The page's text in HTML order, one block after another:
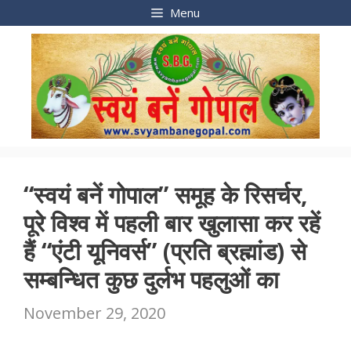
content
Menu
“स्वयं बनें गोपाल” समूह के रिसर्चर,
पूरे विश्व में पहली बार खुलासा कर रहें
हैं “एंटी यूनिवर्स” (प्रति ब्रह्मांड) से
सम्बन्धित कुछ दुर्लभ पहलुओं का
November 29, 2020